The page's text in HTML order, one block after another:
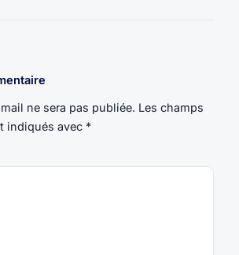
ne sera pas publiée. Les champs
indiqués avec *